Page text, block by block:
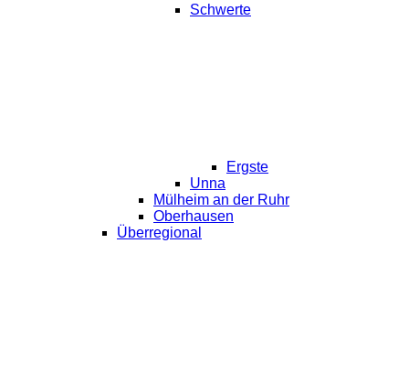
Schwerte
Ergste
Unna
Mülheim an der Ruhr
Oberhausen
Überregional